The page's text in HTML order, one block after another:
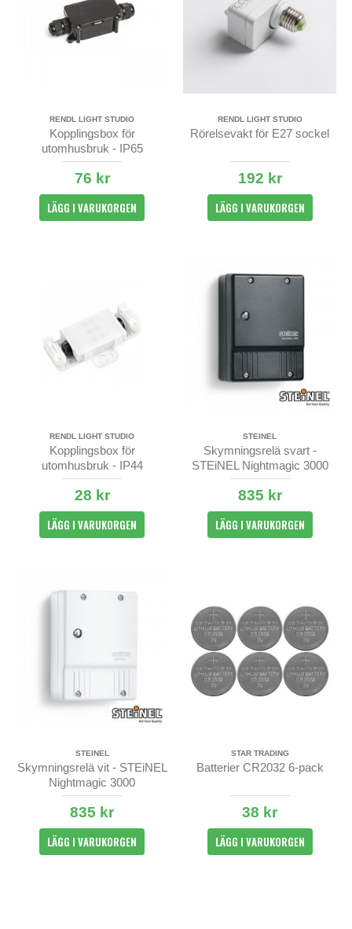
RENDL LIGHT STUDIO
Kopplingsbox för
utomhusbruk - IP65
76 kr
LÄGG I VARUKORGEN
RENDL LIGHT STUDIO
Rörelsevakt för E27 sockel
192 kr
LÄGG I VARUKORGEN
RENDL LIGHT STUDIO
Kopplingsbox för
utomhusbruk - IP44
28 kr
LÄGG I VARUKORGEN
STEINEL
Skymningsrelä svart -
STEiNEL Nightmagic 3000
835 kr
LÄGG I VARUKORGEN
STEINEL
Skymningsrelä vit - STEiNEL
Nightmagic 3000
835 kr
LÄGG I VARUKORGEN
STAR TRADING
Batterier CR2032 6-pack
38 kr
LÄGG I VARUKORGEN